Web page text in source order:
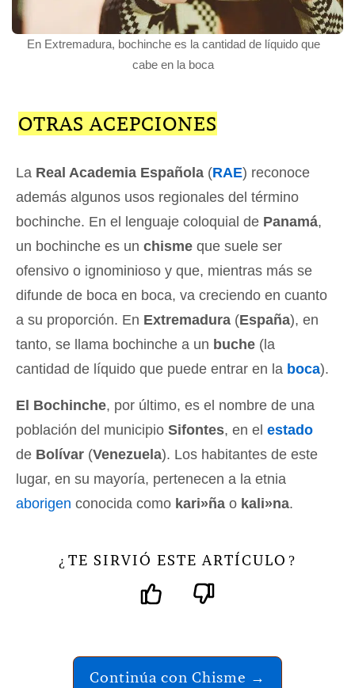
En Extremadura, bochinche es la cantidad de líquido que
cabe en la boca
OTRAS ACEPCIONES
La Real Academia Española (RAE) reconoce
además algunos usos regionales del término
bochinche. En el lenguaje coloquial de Panamá,
un bochinche es un chisme que suele ser
ofensivo o ignominioso y que, mientras más se
difunde de boca en boca, va creciendo en cuanto
a su proporción. En Extremadura (España), en
tanto, se llama bochinche a un buche (la
cantidad de líquido que puede entrar en la boca).
El Bochinche, por último, es el nombre de una
población del municipio Sifontes, en el estado
de Bolívar (Venezuela). Los habitantes de este
lugar, en su mayoría, pertenecen a la etnia
aborigen conocida como kari»ña o kali»na.
¿ TE SIRVIÓ ESTE ARTÍCULO ?
Continúa con Chisme →